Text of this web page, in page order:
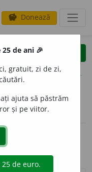
savings Donează
clear
opțiuni
de ani 🎉
gratuit, zi de zi,
ajuta să păstrăm
și pe viitor.